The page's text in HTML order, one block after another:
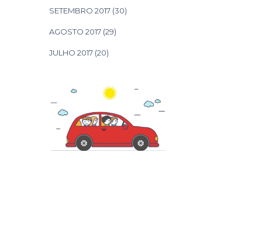
SETEMBRO 2017(30)
AGOSTO 2017(29)
JULHO 2017(20)